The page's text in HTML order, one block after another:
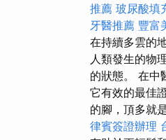
推薦 玻尿酸填
牙醫推薦 豐富
在持續多雲的
人類發生的物
的狀態。 在中
它有效的最佳
的腳，頂多就
律賓簽證辦理